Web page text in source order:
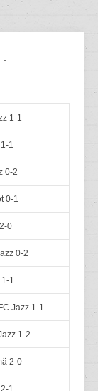
-
1-1
1
0-2
0-1
0
0-2
1-1
Jazz 1-1
1-2
2-0
1